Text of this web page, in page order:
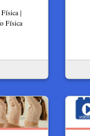
Física |
Física